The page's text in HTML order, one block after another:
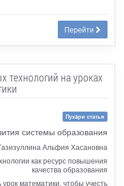
Перейти
технологий на уроках
Пухăри статья
системы образования
Альфия Хасановна
как ресурс повышения
качества образования
урок математики, чтобы учесть